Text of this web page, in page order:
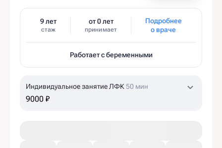
9 лет
стаж
от 0 лет
принимает
Подробнее
о враче
Работает с беременными
Индивидуальное занятие ЛФК 50 мин
9000 ₽